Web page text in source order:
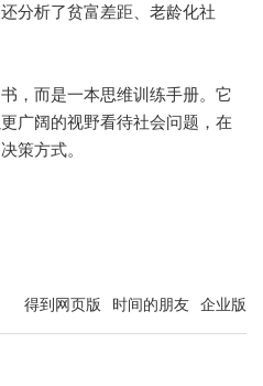
分析了贫富差距、老龄化社
，而是一本思维训练手册。它
广阔的视野看待社会问题，在
策方式。
得到网页版 时间的朋友 企业版